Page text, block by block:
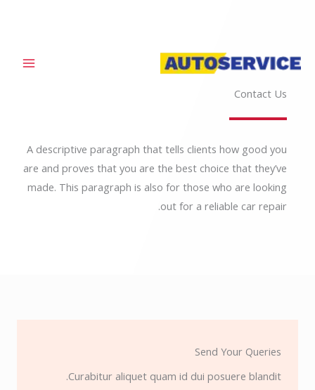
Contact Us
A descriptive paragraph that tells clients how good you
are and proves that you are the best choice that they’ve
made. This paragraph is also for those who are looking
out for a reliable car repair.
Send Your Queries
Curabitur aliquet quam id dui posuere blandit.​